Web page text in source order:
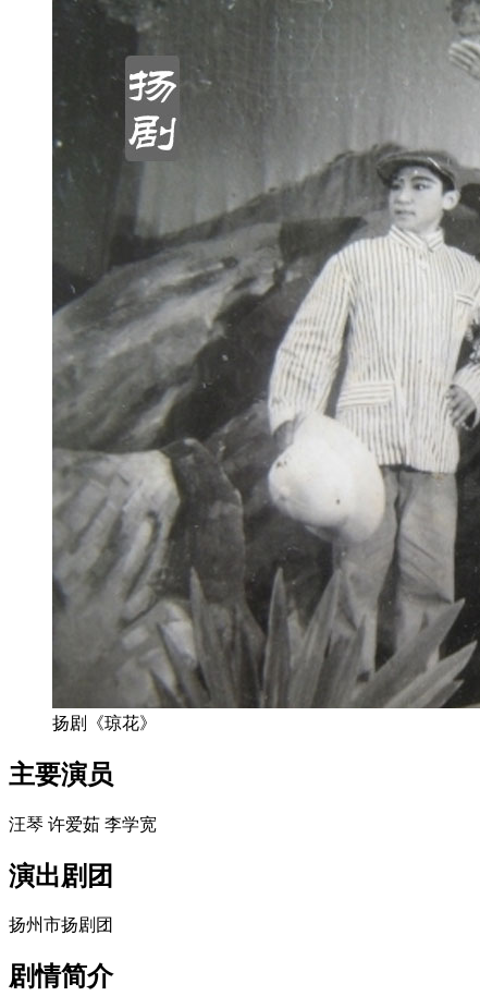
扬剧《琼花》
主要演员
汪琴 许爱茹 李学宽
演出剧团
扬州市扬剧团
剧情简介